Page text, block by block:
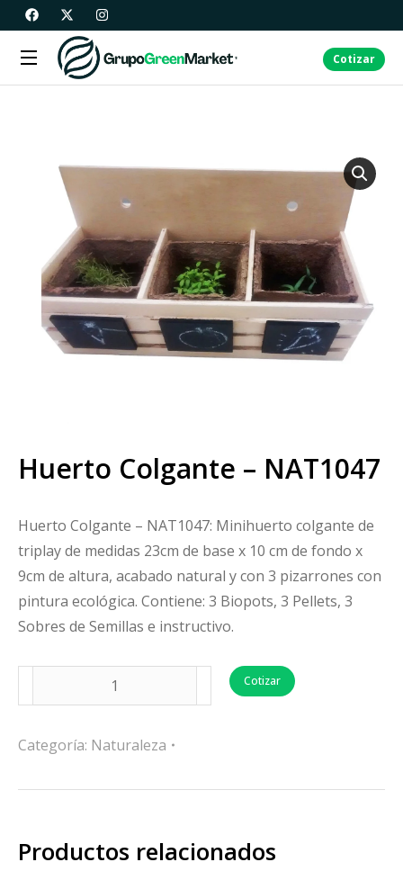
Cotizar
Huerto Colgante – NAT1047
Huerto Colgante – NAT1047: Minihuerto colgante de
triplay de medidas 23cm de base x 10 cm de fondo x
9cm de altura, acabado natural y con 3 pizarrones con
pintura ecológica. Contiene: 3 Biopots, 3 Pellets, 3
Sobres de Semillas e instructivo.
Cotizar
Categoría: Naturaleza
Productos relacionados